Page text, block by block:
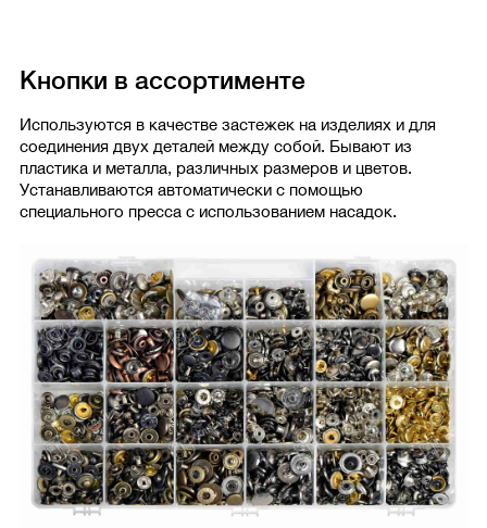
Кнопки в ассортименте
Используются в качестве застежек на изделиях и для
соединения двух деталей между собой. Бывают из
пластика и металла, различных размеров и цветов.
Устанавливаются автоматически с помощью
специального пресса с использованием насадок.